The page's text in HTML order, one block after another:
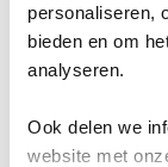
personaliseren,
bieden en om
analyseren.
Ook delen we
website met
kunt deze
ingangen van
aantal